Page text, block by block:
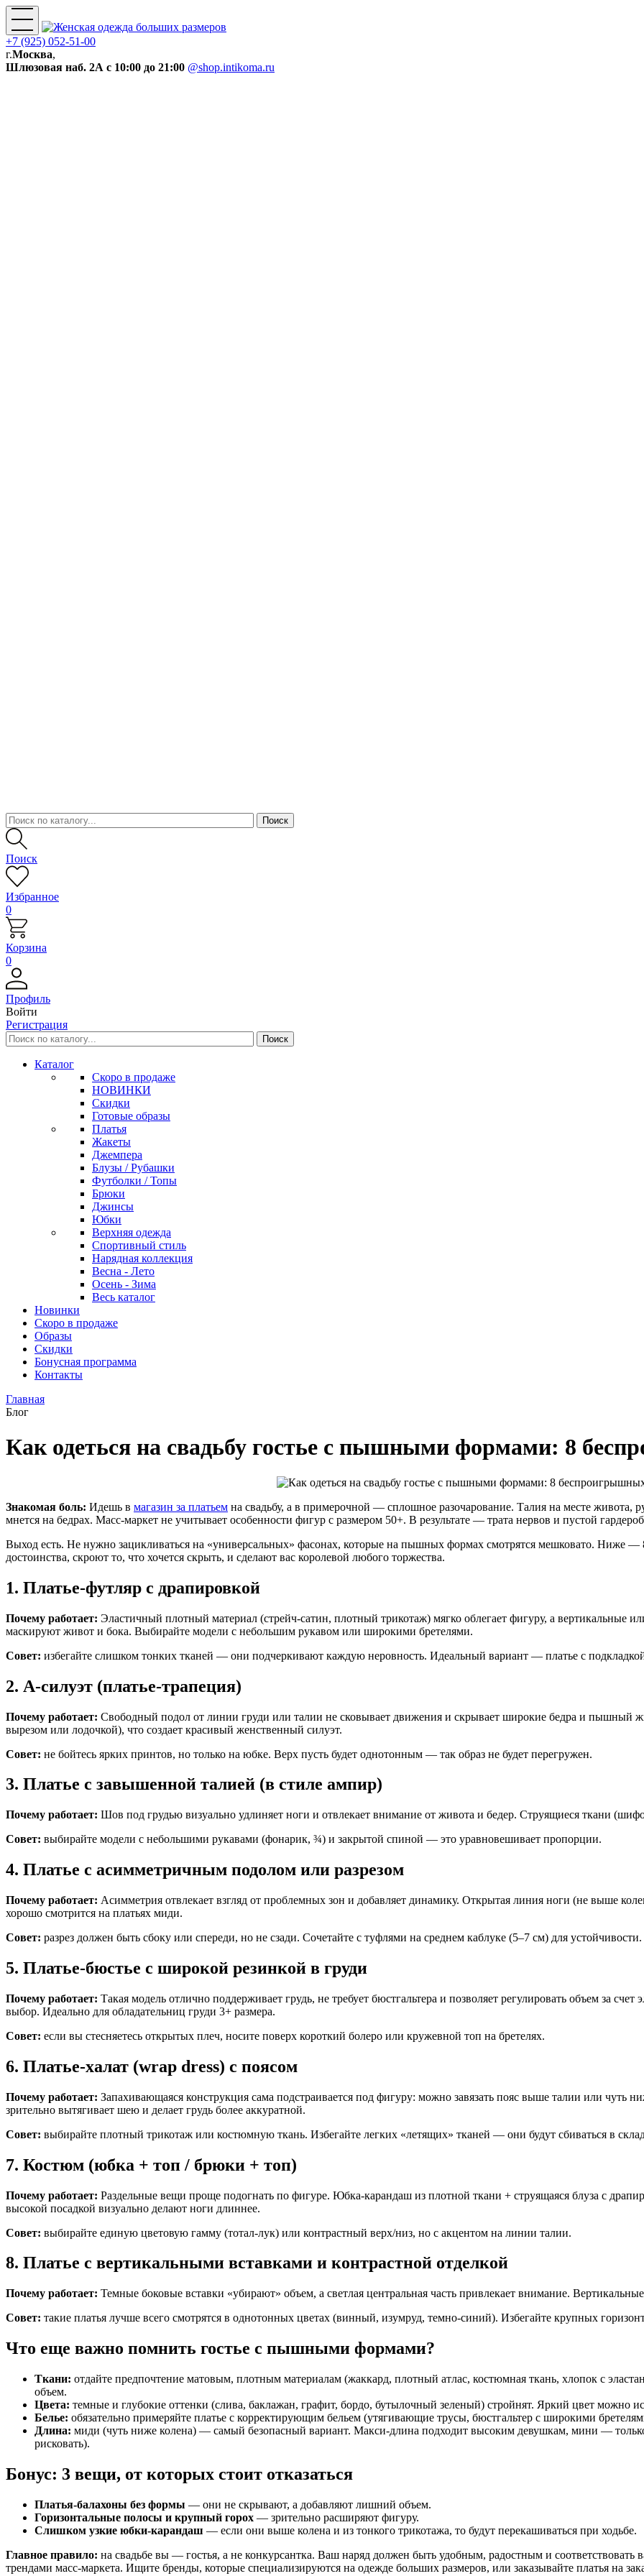
+7 (925) 052-51-00
г.Москва,
Шлюзовая наб. 2А с 10:00 до 21:00 @shop.intikoma.ru
Поиск
Избранное
0
Корзина
0
Профиль
Войти
Регистрация
Каталог
Скоро в продаже
НОВИНКИ
Скидки
Готовые образы
Платья
Жакеты
Джемпера
Блузы / Рубашки
Футболки / Топы
Брюки
Джинсы
Юбки
Верхняя одежда
Спортивный стиль
Нарядная коллекция
Весна - Лето
Осень - Зима
Весь каталог
Новинки
Скоро в продаже
Образы
Скидки
Бонусная программа
Контакты
Главная
Блог
Как одеться на свадьбу гостье с пышными формами: 8
Знакомая боль: Идешь в магазин за платьем на свадьбу, а в примерочной — сплошное разочарование. Талия на месте живота,
мнется на бедрах. Масс-маркет не учитывает особенности фигур с размером 50+. В результате — трата нервов и пустой
Выход есть. Не нужно зацикливаться на «универсальных» фасонах, которые на пышных формах смотрятся мешковато. Ниже —
достоинства, скроют то, что хочется скрыть, и сделают вас королевой любого торжества.
1. Платье-футляр с драпировкой
Почему работает: Эластичный плотный материал (стрейч-сатин, плотный трикотаж) мягко облегает фигуру, а вертикальные
маскируют живот и бока. Выбирайте модели с небольшим рукавом или широкими бретелями.
Совет: избегайте слишком тонких тканей — они подчеркивают каждую неровность. Идеальный вариант — платье с
2. А-силуэт (платье-трапеция)
Почему работает: Свободный подол от линии груди или талии не сковывает движения и скрывает широкие бедра и пышный
вырезом или лодочкой), что создает красивый женственный силуэт.
Совет: не бойтесь ярких принтов, но только на юбке. Верх пусть будет однотонным — так образ не будет перегружен.
3. Платье с завышенной талией (в стиле ампир)
Почему работает: Шов под грудью визуально удлиняет ноги и отвлекает внимание от живота и бедер. Струящиеся ткани
Совет: выбирайте модели с небольшими рукавами (фонарик, ¾) и закрытой спиной — это уравновешивает пропорции.
4. Платье с асимметричным подолом или разрезом
Почему работает: Асимметрия отвлекает взгляд от проблемных зон и добавляет динамику. Открытая линия ноги (не выше
хорошо смотрится на платьях миди.
Совет: разрез должен быть сбоку или спереди, но не сзади. Сочетайте с туфлями на среднем каблуке (5–7 см) для устойчивости.
5. Платье-бюстье с широкой резинкой в груди
Почему работает: Такая модель отлично поддерживает грудь, не требует бюстгальтера и позволяет регулировать объем за
выбор. Идеально для обладательниц груди 3+ размера.
Совет: если вы стесняетесь открытых плеч, носите поверх короткий болеро или кружевной топ на бретелях.
6. Платье-халат (wrap dress) с поясом
Почему работает: Запахивающаяся конструкция сама подстраивается под фигуру: можно завязать пояс выше талии или
зрительно вытягивает шею и делает грудь более аккуратной.
Совет: выбирайте плотный трикотаж или костюмную ткань. Избегайте легких «летящих» тканей — они будут сбиваться в
7. Костюм (юбка + топ / брюки + топ)
Почему работает: Раздельные вещи проще подогнать по фигуре. Юбка-карандаш из плотной ткани + струящаяся блуза с
высокой посадкой визуально делают ноги длиннее.
Совет: выбирайте единую цветовую гамму (тотал-лук) или контрастный верх/низ, но с акцентом на линии талии.
8. Платье с вертикальными вставками и контрастной отделкой
Почему работает: Темные боковые вставки «убирают» объем, а светлая центральная часть привлекает внимание.
Совет: такие платья лучше всего смотрятся в однотонных цветах (винный, изумруд, темно-синий). Избегайте крупных
Что еще важно помнить гостье с пышными формами?
Ткани: отдайте предпочтение матовым, плотным материалам (жаккард, плотный атлас, костюмная ткань, хлопок с
объем.
Цвета: темные и глубокие оттенки (слива, баклажан, графит, бордо, бутылочный зеленый) стройнят. Яркий цвет можно
Белье: обязательно примеряйте платье с корректирующим бельем (утягивающие трусы, бюстгальтер с широкими
Длина: миди (чуть ниже колена) — самый безопасный вариант. Макси-длина подходит высоким девушкам, мини —
рисковать).
Бонус: 3 вещи, от которых стоит отказаться
Платья-балахоны без формы — они не скрывают, а добавляют лишний объем.
Горизонтальные полосы и крупный горох — зрительно расширяют фигуру.
Слишком узкие юбки-карандаш — если они выше колена и из тонкого трикотажа, то будут перекашиваться при ходьбе.
Главное правило: на свадьбе вы — гостья, а не конкурсантка. Ваш наряд должен быть удобным, радостным и
трендами масс-маркета. Ищите бренды, которые специализируются на одежде больших размеров, или заказывайте платья на